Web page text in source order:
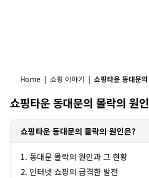
Home | 쇼핑 이야기 | 쇼핑타운 동대문
쇼핑타운 동대문의 몰락의 원
쇼핑타운 동대문의 몰락의 원인은?
동대문 몰락의 원인과 그 현황
인터넷 쇼핑의 급격한 발전